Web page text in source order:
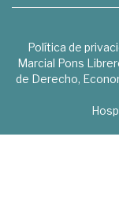
Política de
Marcial Pons
de Derecho,